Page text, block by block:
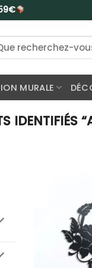
:
MURALE
IDENTIFIÉS